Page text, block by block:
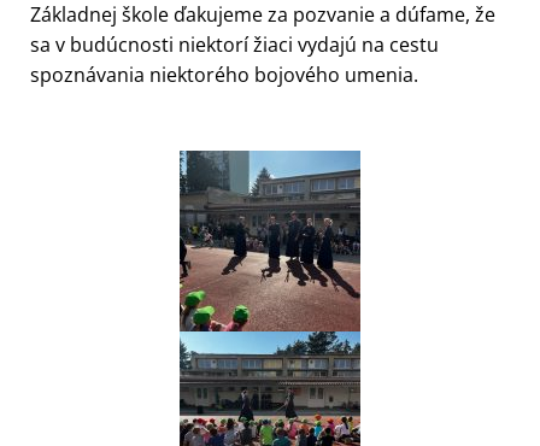
Základnej škole ďakujeme za pozvanie a dúfame, že
sa v budúcnosti niektorí žiaci vydajú na cestu
spoznávania niektorého bojového umenia.